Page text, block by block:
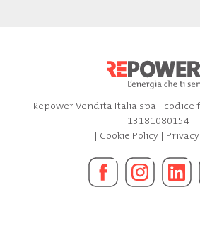
Repower Vendita Italia spa - codice
13181080154
| Cookie Policy|